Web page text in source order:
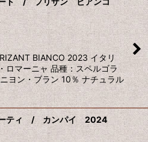
BIANCO 2023 イタリ
マーニャ 品種：スペルゴラ
ヨン・ブラン 10％ ナチュラル
ーティ / カンパイ 2024